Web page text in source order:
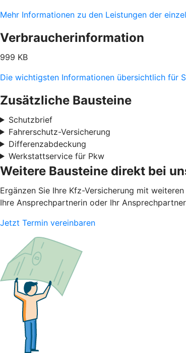
Mehr Informationen zu den Leistungen der
Verbraucherinformation
999 KB
Die wichtigsten Informationen übersichtlich für
Zusätzliche Bausteine
Schutzbrief
Fahrerschutz-Versicherung
Differenzabdeckung
Werkstattservice für Pkw
Weitere Bausteine direkt bei
Ergänzen Sie Ihre Kfz-Versicherung mit
Ihre Ansprechpartnerin oder Ihr
Jetzt Termin vereinbaren